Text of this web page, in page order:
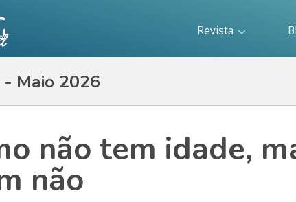
Revista
- Maio 2026
não tem idade,
não